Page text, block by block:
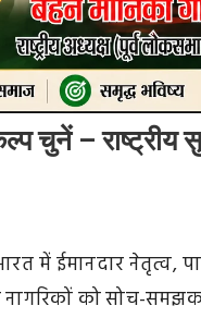
चुनें – राष्ट्रीय
भारत में ईमानदार
नागरिकों को सोच-